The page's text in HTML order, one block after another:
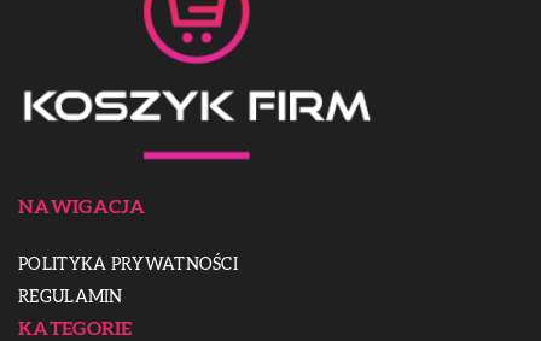
NAWIGACJA
POLITYKA PRYWATNOŚCI
REGULAMIN
KATEGORIE